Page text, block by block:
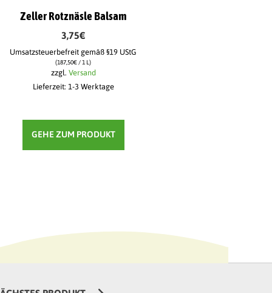
Zeller Rotznäsle Balsam
3,75€
Umsatzsteuerbefreit gemäß §19 UStG
(187,50€ / 1 L)
zzgl. Versand
Lieferzeit: 1-3 Werktage
GEHE ZUM PRODUKT